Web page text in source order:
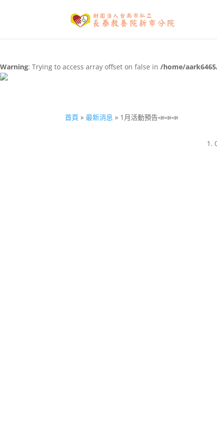
Warning: Trying to access array offset on false in /home/
首頁 »最新消息 » 1月活動預告📣📣📣